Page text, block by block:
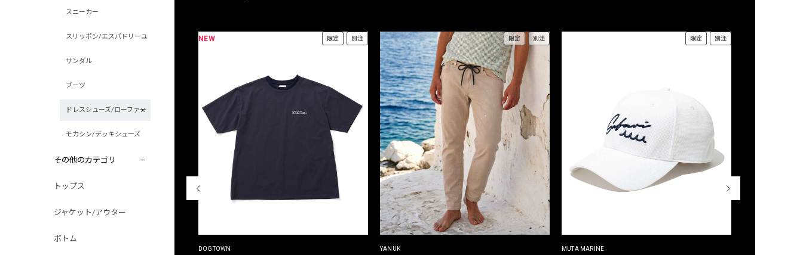
スニーカー
スリッポン/エスパドリーユ
サンダル
ブーツ
ドレスシューズ/ローファー
モカシン/デッキシューズ
その他のカテゴリ
トップス
ジャケット/アウター
ボトム
限定 NEW 限定 別注
DOGTOWN
限定 別注
YANUK
限定 別注
MUTA MARINE